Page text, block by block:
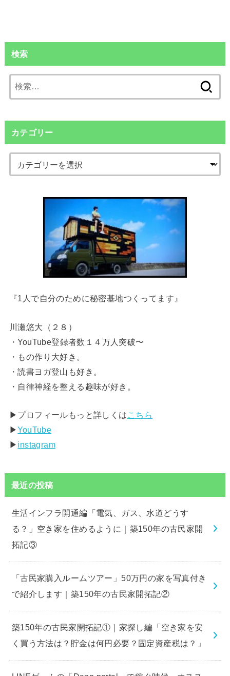
検索
索:
カテゴリー
『1人で自分のために秘密基地つくってます』
川瀬悠大（２８）
・YouTube登録者数１４万人突破〜
・もの作り大好き。
・読書ヨガ登山も好き。
・自律神経を整える趣味が好き。
▶︎プロフィールもっと詳しくは こちら
▶︎YouTube
▶︎ instagram
最近の投稿
生活インフラ開通編「電気、ガス、水道どうす
る？」空き家を住めるように｜築150年の古民家開
拓記③
「古民家購入ルームツアー」50万円の家を写真付き
で紹介します｜築150年の古民家開拓記②
築150年の古民家開拓記①｜家探し編「空き家を安
く買う方法は？貯金は何円必要？固定資産税は？」